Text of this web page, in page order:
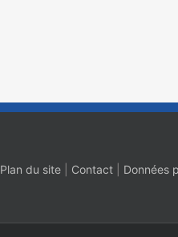
Plan du site Contact Données